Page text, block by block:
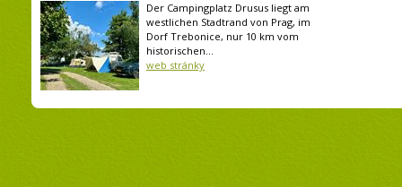
Der Campingplatz Drusus liegt am
westlichen Stadtrand von Prag, im
Dorf Trebonice, nur 10 km vom
historischen...
web stránky